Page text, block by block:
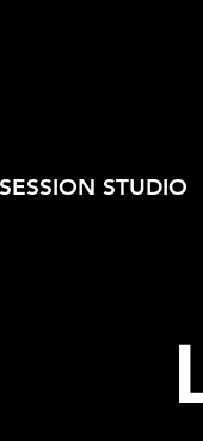
SESSION STUDIO